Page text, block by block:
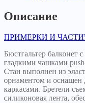
Описание
ПРИМЕРКИ И
Бюстгальтер
гладкими чашками
Стан выполнен из
орнаментом и
каркасами. Бретели
силиконовая лента,